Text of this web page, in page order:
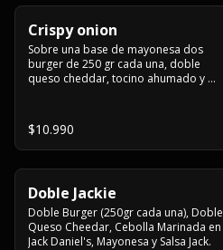
Crispy onion
Sobre una base de mayonesa dos
burger de 250 gr cada una, doble
queso cheddar, tocino ahumado y
$10.990
Doble Jackie
Doble Burger (250gr cada una), Doble
Queso Cheedar, Cebolla Marinada en
Jack Daniel's, Mayonesa y Salsa Jack.